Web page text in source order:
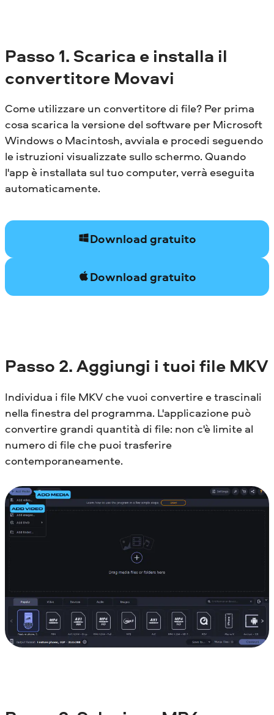
Passo 1. Scarica e installa il
convertitore Movavi
Come utilizzare un convertitore di file? Per prima
cosa scarica la versione del software per Microsoft
Windows o Macintosh, avviala e procedi seguendo
le istruzioni visualizzate sullo schermo. Quando
l'app è installata sul tuo computer, verrà eseguita
automaticamente.
Download gratuito
Download gratuito
Passo 2. Aggiungi i tuoi file MKV
Individua i file MKV che vuoi convertire e trascinali
nella finestra del programma. L'applicazione può
convertire grandi quantità di file: non c'è limite al
numero di file che puoi trasferire
contemporaneamente.